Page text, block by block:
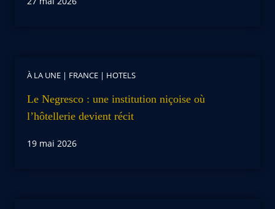
À LA UNE | FRANCE | HOTELS
Le Negresco : une institution niçoise où
l’hôtellerie devient récit
19 mai 2026